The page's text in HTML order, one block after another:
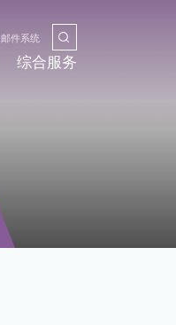
邮件系统
综合服务